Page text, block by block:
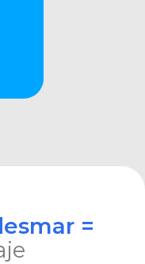
=